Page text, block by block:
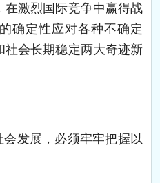
激烈国际竞争中赢得战
确定性应对各种不确定
会长期稳定两大奇迹新
会发展，必须牢牢把握以